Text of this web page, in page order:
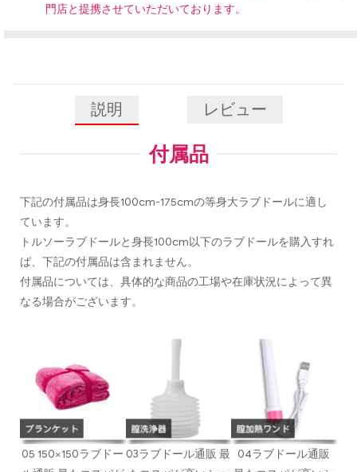
門店と提携させていただいております。
説明 レビュー
付属品
下記の付属品は身長100cm-175cmの等身大ラブドールに適し
ています。
トルソーラブドールと身長100cm以下のラブドールを購入すれ
ば、下記の付属品は含まれません。
付属品については、具体的な商品の工場や在庫状況によって異
なる場合がございます。
05 150×150ラブドー 03ラブドール通販 最
04ラブドール通販